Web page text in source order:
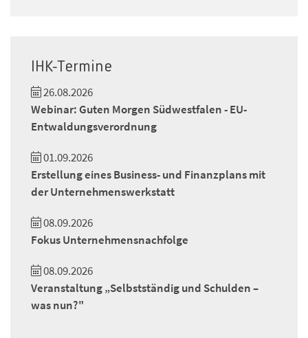
IHK-Termine
26.08.2026
Webinar: Guten Morgen Südwestfalen - EU-
Entwaldungsverordnung
01.09.2026
Erstellung eines Business- und Finanzplans mit
der Unternehmenswerkstatt
08.09.2026
Fokus Unternehmensnachfolge
08.09.2026
Veranstaltung „Selbstständig und Schulden –
was nun?"